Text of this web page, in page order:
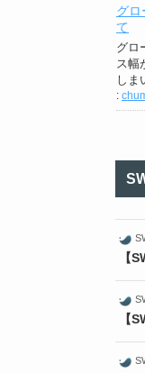
グロ
て
グロ
ス幅
しま
:
【
【